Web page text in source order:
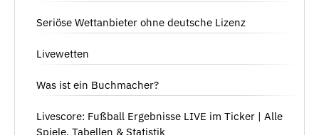
Seriöse Wettanbieter ohne deutsche Lizenz
Livewetten
Was ist ein Buchmacher?
Livescore: Fußball Ergebnisse LIVE im Ticker | Alle
Spiele, Tabellen & Statistik